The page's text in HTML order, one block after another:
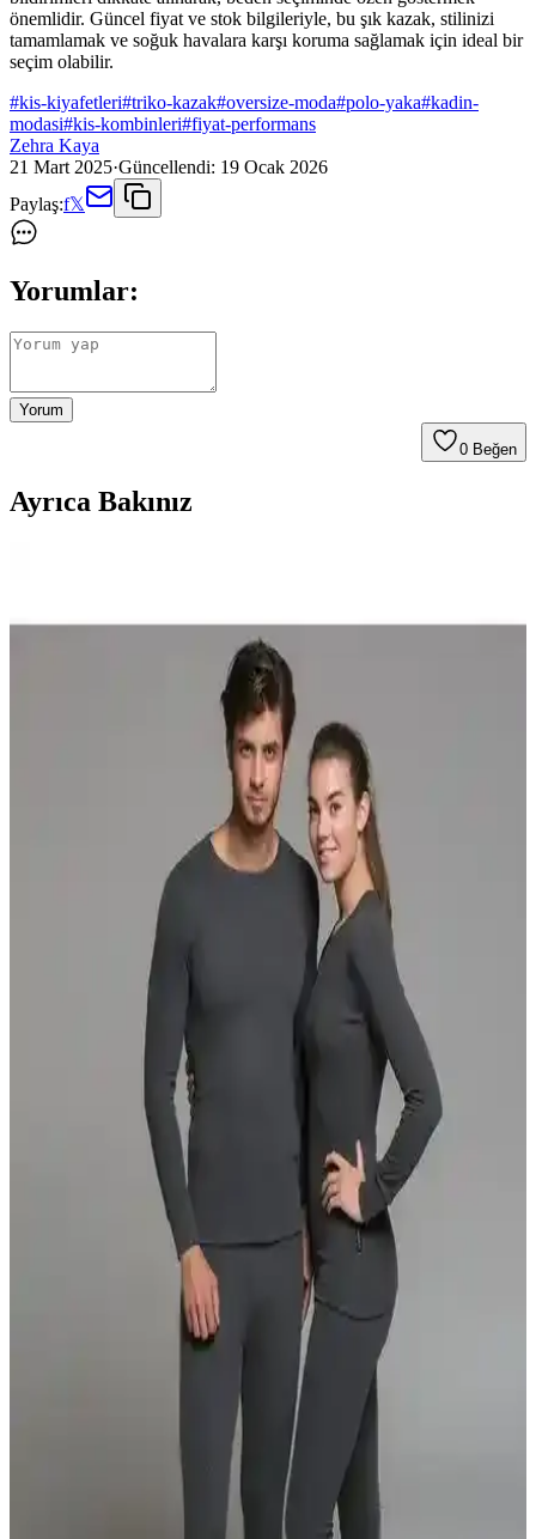
önemlidir. Güncel fiyat ve stok bilgileriyle, bu şık kazak, stilinizi
tamamlamak ve soğuk havalara karşı koruma sağlamak için ideal bir
seçim olabilir.
#kis-kiyafetleri#triko-kazak#oversize-moda#polo-yaka#kadin-
modasi#kis-kombinleri#fiyat-performans
Zehra Kaya
21 Mart 2025·Güncellendi: 19 Ocak 2026
Paylaş:f𝕏
Yorumlar:
Yorum
0 Beğen
Ayrıca Bakınız
Peluş kapşonlular, yumuşak dokusu ve ısı yalıtımıyla soğuk
havalarda sıcak tutarken, şık tasarımıyla da dikkat çeker. Günlük ve
spor kombinlere uygun modelleriyle kışın vazgeçilmezleri arasında
Çocuklar İçin Kış Aylarında Güvenli ve Konforlu
Kar Tulumu Seçimi Rehberi
Çocuklar için uygun kar tulumu seçiminde malzeme kalitesi, yalıtım,
tasarım ve fiyat faktörleri önemli. Doğru tulum, çocukların kış
aktivitelerinde hem rahat hem de güvende olmalarını sağlar.
Timberland Polar Koleksiyonu: Soğuk Havalarda
Şıklık ve İşlevsellik Sunan Kış Giyim Seçenekleri
Timberland polar ürünleri, yüksek ısı yalıtımı, sürdürülebilir
malzemeler ve şık tasarımlarıyla soğuk havalarda ideal. Günlük ve
outdoor kullanıma uygun, konforlu ve dayanıklı seçenekler sunar.
İki Popüler Erkek Kış Giyim Ürünü Karşılaştırması:
Polar Ceket ve Sweatshirt Özellikleri
Bu makalede, polar ceket ve oversize sweatshirt ürünlerinin
malzeme, sıcak tutma, tasarım ve kullanıcı yorumlarıyla detaylı
karşılaştırması yapılmaktadır.
AVVA Erkek Bej Kapüşonlu Su Geçirmez Şişme
Mont Detaylı İnceleme ve Kullanım Özellikleri
AVVA erkek bej kapüşonlu şişme mont, su ve rüzgar geçirmez
özellikleri, termometreli ısı göstergesi ve taşıma askısıyla soğuk
havalarda ideal koruma sunar, şıklık ve fonksiyonellik bir arada.
Sivaist Erkek Kabanları Karşılaştırması: Sıcak
Tutma ve Dayanıklılık Analizi
İki Sivaist erkek kabanını detaylı karşılaştırıyoruz. Isı yalıtımı,
malzeme kalitesi ve dayanıklılık gibi kriterlerle performanslarını